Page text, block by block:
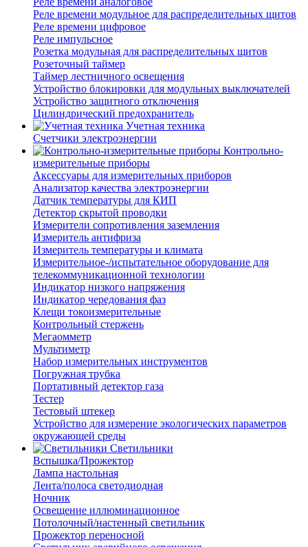
Реле времени модульное для распределительных щитов
Реле времени цифровое
Реле импульсное
Розетка модульная для распределительных щитов
Розеточный таймер
Таймер лестничного освещения
Устройство блокировки для модульных выключателей
Устройство защитного отключения
Цилиндрический предохранитель
Учетная техника
Счетчики электроэнергии
Контрольно-
измерительные приборы
Аксессуары для измерительных приборов
Анализатор качества электроэнергии
Датчик температуры для КИП
Детектор скрытой проводки
Измерители сопротивления заземления
Измеритель антифриза
Измеритель температуры и климата
Измерительное-/испытательное оборудование для
телекоммуникационной технологии
Индикатор низкого напряжения
Индикатор чередования фаз
Клещи токоизмерительные
Контрольный стержень
Мегаомметр
Мультиметр
Набор измерительных инструментов
Погружная трубка
Портативный детектор газа
Тестер
Тестовый штекер
Устройство для измерение экологических параметров
окружающей среды
Светильники
Вспышка/Прожектор
Лампа настольная
Лента/полоса светодиодная
Ночник
Освещение иллюминационное
Потолочный/настенный светильник
Прожектор переносной